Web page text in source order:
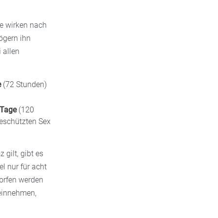
wirken nach
ihn
allen
(72 Stunden)
(120
Sex
gilt, gibt es
nur für acht
werden